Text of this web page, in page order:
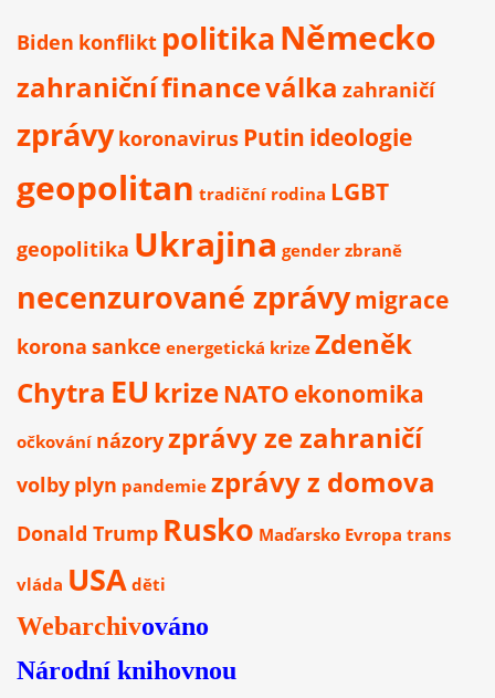
Biden konflikt politikaNěmecko
zahraničnífinanceválka zahraničí
zprávy koronavirus Putin ideologie
geopolitan tradiční rodina LGBT
geopolitika Ukrajina gender zbraně
necenzurované zprávymigrace
korona sankce energetická krize Zdeněk
Chytra EUkrizeNATO ekonomika
očkování názoryzprávy ze zahraničí
volby plyn pandemie zprávy z domova
Donald Trump Rusko Maďarsko Evropa trans
vláda USA děti
Webarchivováno
Národní knihovnou